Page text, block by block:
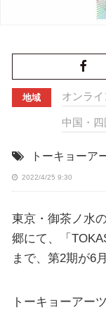
地域 オンライ
中国・四
トーキョーア
2022/4/25 9:30
東京・御茶ノ水
郷にて、「
まで、第2期が6
トーキョーアー